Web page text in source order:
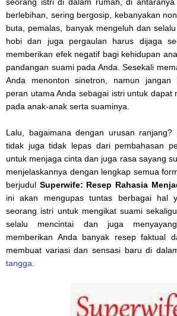
berlebihan, sering bergosip, kebanyakan
buta, pemalas, banyak mengeluh dan
hobi dan juga pergaulan harus dijaga
memberikan efek negatif bagi kehidupan
pandangan suami pada Anda. Sesekali
Anda menonton sinetron, namun jangan
peran utama Anda sebagai istri untuk dapat
pada anak-anak serta suaminya.
Lalu, bagaimana dengan urusan
tidak juga tidak lepas dari pembahasan
untuk menjaga cinta dan juga rasa sayang
menjelaskannya dengan lengkap semua
berjudul Superwife: Resep Rahasia
ini akan mengupas tuntas berbagai hal
seorang istri untuk mengikat suami
selalu mencintai dan juga
memberikan Anda banyak resep faktual
membuat variasi dan sensasi baru di
tangga